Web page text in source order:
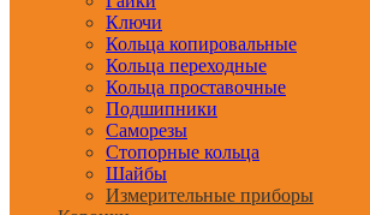
Ключи
Кольца копировальные
Кольца переходные
Кольца проставочные
Подшипники
Саморезы
Стопорные кольца
Шайбы
Измерительные приборы